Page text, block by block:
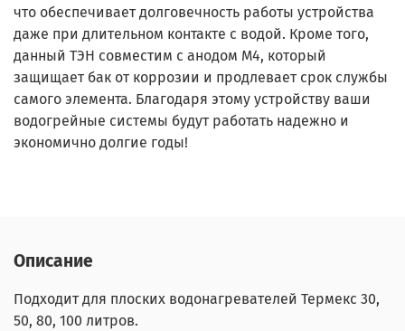
что обеспечивает долговечность работы устройства
даже при длительном контакте с водой. Кроме того,
данный ТЭН совместим с анодом M4, который
защищает бак от коррозии и продлевает срок службы
самого элемента. Благодаря этому устройству ваши
водогрейные системы будут работать надежно и
экономично долгие годы!
Описание
Подходит для плоских водонагревателей Термекс 30,
50, 80, 100 литров.